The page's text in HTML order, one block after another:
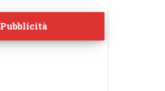
Pubblicità